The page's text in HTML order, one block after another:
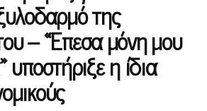
της
– «Έπεσα μόνη μου
υποστήριξε η ίδια